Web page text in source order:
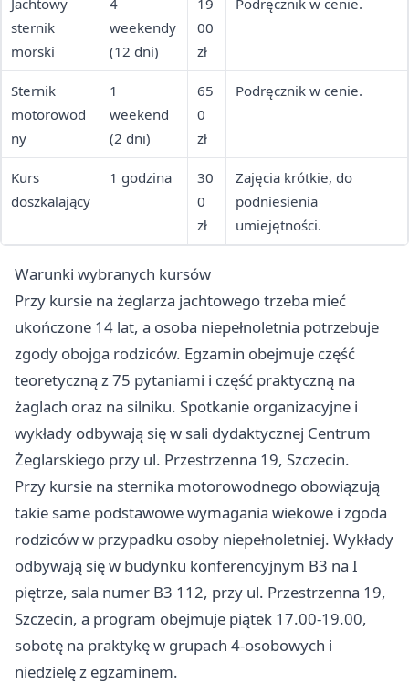
Jachtowy
sternik
morski
4
weekendy
(12 dni)
19
00
zł
Podręcznik w cenie.
Sternik
motorowod
ny
1
weekend
(2 dni)
65
0
zł
Podręcznik w cenie.
Kurs
doszkalający
1 godzina
30
0
zł
Zajęcia krótkie, do
podniesienia
umiejętności.
Warunki wybranych kursów
Przy kursie na żeglarza jachtowego trzeba mieć
ukończone 14 lat, a osoba niepełnoletnia potrzebuje
zgody obojga rodziców. Egzamin obejmuje część
teoretyczną z 75 pytaniami i część praktyczną na
żaglach oraz na silniku. Spotkanie organizacyjne i
wykłady odbywają się w sali dydaktycznej Centrum
Żeglarskiego przy ul. Przestrzenna 19, Szczecin.
Przy kursie na sternika motorowodnego obowiązują
takie same podstawowe wymagania wiekowe i zgoda
rodziców w przypadku osoby niepełnoletniej. Wykłady
odbywają się w budynku konferencyjnym B3 na I
piętrze, sala numer B3 112, przy ul. Przestrzenna 19,
Szczecin, a program obejmuje piątek 17.00-19.00,
sobotę na praktykę w grupach 4-osobowych i
niedzielę z egzaminem.